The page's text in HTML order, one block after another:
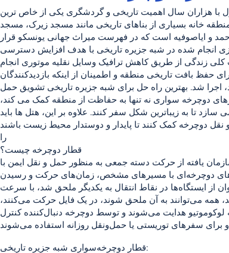
با هزاران سال اهمیت تاریخی و گردشگری یکی از خاص ترین
خانه بسیاری از بناهای تاریخی مانند مسجد زیرک، مسجد
و ایاصوفیه است که در فهرست میراث جهانی یونسکو قرار
انجام شده در شبه جزیره تاریخی با هدف افزایش دسترسی
کلی زندگی از طریق کاهش ترافیک وسایل نقلیه موتوری انجام
حفظ بافت تاریخی منطقه و اطمینان از اینکه بازدیدکنندگان
اجرا شد. بهترین راه حل برای شبه جزیره تاریخی تشویق حمل
دوچرخه سواری نه تنها به حفاظت از منطقه کمک می کند،
سازد تا به زیباترین شکل سفر کنند. علاوه بر این، هتل ها باید
را
قطار دوچرخه چیست؟
یافته از حرکت دسته جمعی به منظور حمل و نقل ایمن با
دوچرخه‌ای با مسیرهای مشخص، زمان‌های حرکت و رسیدن
ایستگاه‌ها در نقاط انتقال به یکدیگر ملحق شد، با سرعت
همه می‌توانند به آن ملحق شوند، در یک فایل حرکت می‌کنند،
هدایت می‌شوند و توسط دوچرخه دنبال‌کننده کنترل
قطار دوچرخه‌سواری شبه جزیره تاریخی: